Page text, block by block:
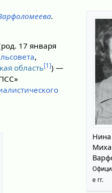
Нина
е гг.
.
17 января
,
область[1]) —